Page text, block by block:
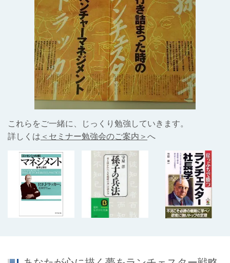
これらをご一緒に、じっくり勉強していきます。
詳しくは ＜セミナー勉強会のご案内＞ へ